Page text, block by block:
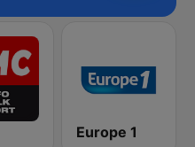
Europe 1